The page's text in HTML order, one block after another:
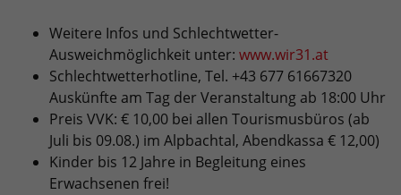
Weitere Infos und Schlechtwetter-
Ausweichmöglichkeit unter: www.wir31.at
Schlechtwetterhotline, Tel. +43 677 61667320
Auskünfte am Tag der Veranstaltung ab 18:00 Uhr
Preis VVK: € 10,00 bei allen Tourismusbüros (ab
Juli bis 09.08.) im Alpbachtal, Abendkassa € 12,00)
Kinder bis 12 Jahre in Begleitung eines
Erwachsenen frei!